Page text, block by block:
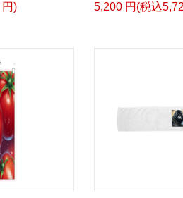
) 5,200 円(税込